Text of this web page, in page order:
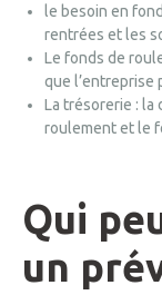
le besoin en
rentrées et les
Le fonds de
que l’entreprise
La trésorerie :
roulement et le
Qui
un